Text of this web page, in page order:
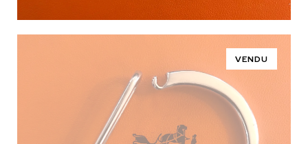
VENDU